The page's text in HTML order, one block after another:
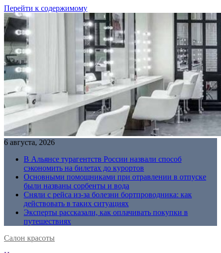
Перейти к содержимому
6 августа, 2026
В Альянсе турагентств России назвали способ
сэкономить на билетах до курортов
Основными помощниками при отравлении в отпуске
были названы сорбенты и вода
Сняли с рейса из-за болезни бортпроводника: как
действовать в таких ситуациях
Эксперты рассказали, как оплачивать покупки в
путешествиях
Салон красоты